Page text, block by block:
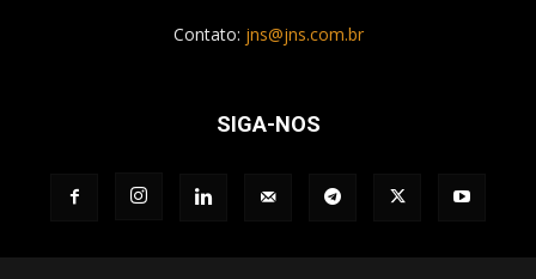
Contato: jns@jns.com.br
SIGA-NOS